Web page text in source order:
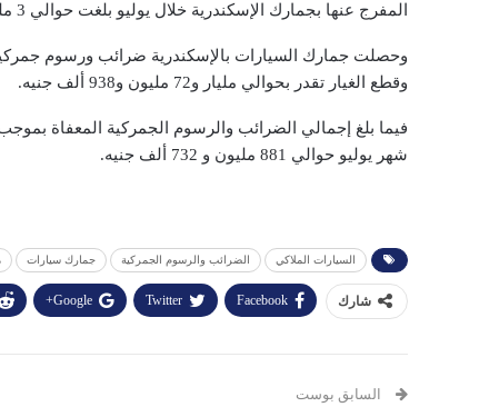
المفرج عنها بجمارك الإسكندرية خلال يوليو بلغت حوالي 3 مليار و603 مليون و740 ألف و208 جنيها.
وحصلت جمارك السيارات بالإسكندرية ضرائب ورسوم
وقطع الغيار تقدر بحوالي مليار و72 مليون و938 ألف جنيه.
فيما بلغ إجمالي الضرائب والرسوم الجمركية المعفاة بموجب
شهر يوليو حوالي 881 مليون و 732 ألف جنيه.
السيارات الملاكي الضرائب والرسوم الجمركية جمارك سيارات
شارك Facebook
Twitter
Google+
السابق بوست